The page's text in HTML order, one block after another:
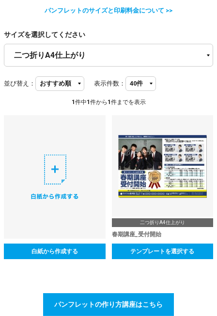
パンフレットのサイズと印刷料金について >>
サイズを選択してください
並び替え： 表示件数：
1 件中1 件から 1 件までを表示
白紙から作成する
二つ折りA4仕上がり
春期講座_受付開始
テンプレートを選択する
パンフレットの作り方講座はこちら